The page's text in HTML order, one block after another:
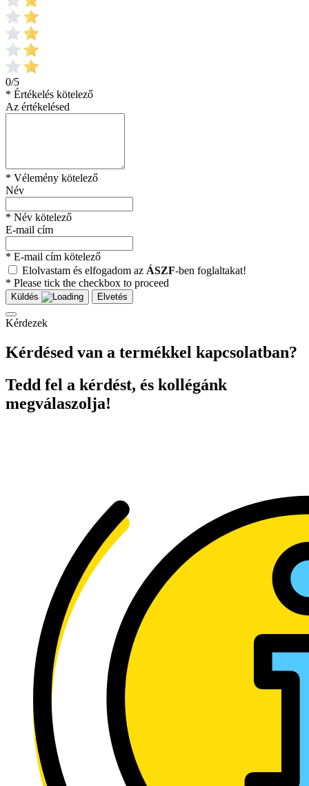
0/5
* Értékelés kötelező
Az értékelésed
* Vélemény kötelező
Név
* Név kötelező
E-mail cím
* E-mail cím kötelező
Elolvastam és elfogadom az ÁSZF-ben foglaltakat!
* Please tick the checkbox to proceed
Küldés Elvetés
Kérdezek
Kérdésed van a termékkel kapcsolatban?
Tedd fel a kérdést, és kollégánk
megválaszolja!